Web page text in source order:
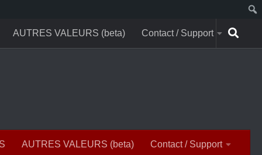
AUTRES VALEURS (beta) Contact / Support
AUTRES VALEURS (beta) Contact / Support